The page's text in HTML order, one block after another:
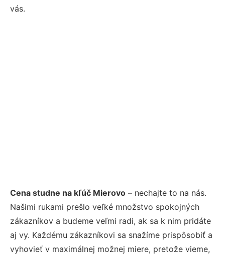
vás.
Cena studne na kľúč Mierovo – nechajte to na nás.
Našimi rukami prešlo veľké množstvo spokojných
zákazníkov a budeme veľmi radi, ak sa k nim pridáte
aj vy. Každému zákazníkovi sa snažíme prispôsobiť a
vyhovieť v maximálnej možnej miere, pretože vieme,